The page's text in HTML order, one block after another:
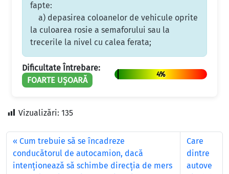
fapte:
a) depasirea coloanelor de vehicule oprite
la culoarea rosie a semaforului sau la
trecerile la nivel cu calea ferata;
Dificultate Întrebare:
FOARTE UȘOARĂ
4%
Vizualizări: 135
Cum trebuie să se încadreze
conducătorul de autocamion, dacă
intenţionează să schimbe direcţia de mers
Care
dintre
autove